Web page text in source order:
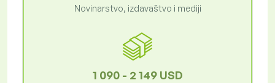
Novinarstvo, izdavaštvo i mediji
1 090 - 2 149 USD